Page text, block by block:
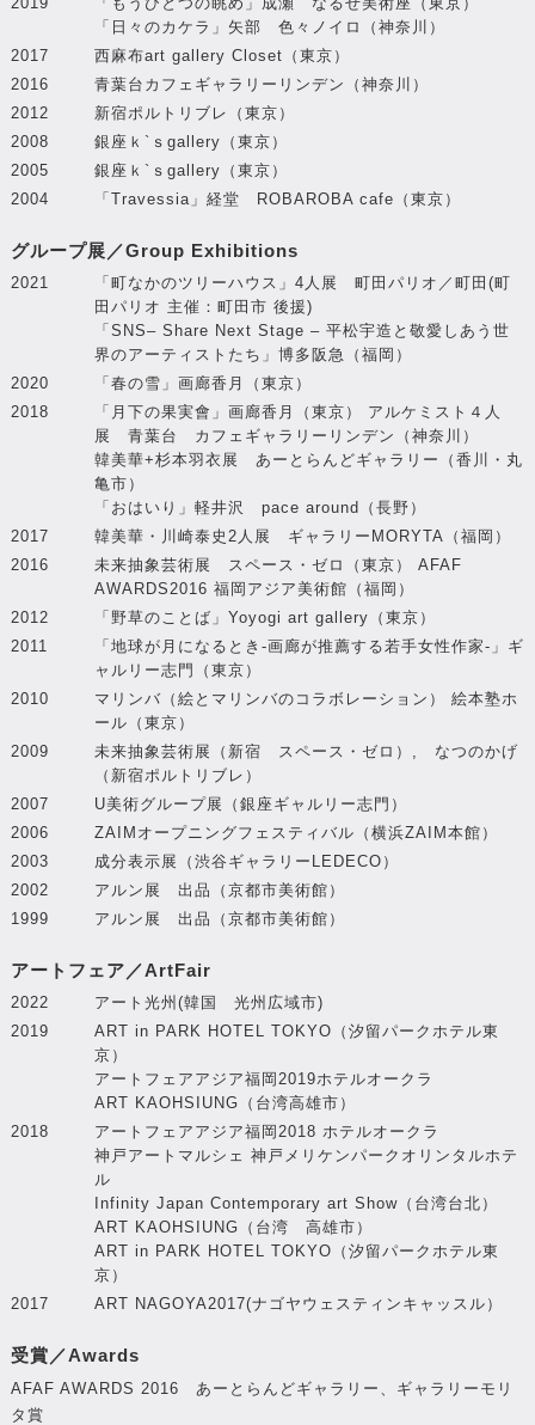
「日々のカケラ」矢部 色々ノイロ（神奈川）
2017
西麻布art gallery Closet（東京）
2016
青葉台カフェギャラリーリンデン（神奈川）
2012
新宿ポルトリブレ（東京）
2008
銀座ｋ`ｓgallery（東京）
2005
銀座ｋ`ｓgallery（東京）
2004
「Travessia」経堂 ROBAROBA cafe（東京）
グループ展／Group Exhibitions
2021
「町なかのツリーハウス」4人展 町田パリオ／町田(町
田パリオ 主催：町田市 後援)
「SNS– Share Next Stage – 平松宇造と敬愛しあう世
界のアーティストたち」博多阪急（福岡）
2020
「春の雪」画廊香月（東京）
2018
「月下の果実會」画廊香月（東京） アルケミスト４人
展 青葉台 カフェギャラリーリンデン（神奈川）
韓美華+杉本羽衣展 あーとらんどギャラリー（香川・丸
亀市）
「おはいり」軽井沢 pace around（長野）
2017
韓美華・川崎泰史2人展 ギャラリーMORYTA（福岡）
2016
未来抽象芸術展 スペース・ゼロ（東京） AFAF
AWARDS2016 福岡アジア美術館（福岡）
2012
「野草のことば」Yoyogi art gallery（東京）
2011
「地球が月になるとき-画廊が推薦する若手女性作家-」ギ
ャルリー志門（東京）
2010
マリンバ（絵とマリンバのコラボレーション） 絵本塾ホ
ール（東京）
2009
未来抽象芸術展（新宿 スペース・ゼロ）, なつのかげ
（新宿ポルトリブレ）
2007
U美術グループ展（銀座ギャルリー志門）
2006
ZAIMオープニングフェスティバル（横浜ZAIM本館）
2003
成分表示展（渋谷ギャラリーLEDECO）
2002
アルン展 出品（京都市美術館）
1999
アルン展 出品（京都市美術館）
アートフェア／ArtFair
2022
アート光州(韓国 光州広域市)
2019
ART in PARK HOTEL TOKYO（汐留パークホテル東
京）
アートフェアアジア福岡2019ホテルオークラ
ART KAOHSIUNG（台湾高雄市）
2018
アートフェアアジア福岡2018 ホテルオークラ
神戸アートマルシェ 神戸メリケンパークオリンタルホテ
ル
Infinity Japan Contemporary art Show（台湾台北）
ART KAOHSIUNG（台湾 高雄市）
ART in PARK HOTEL TOKYO（汐留パークホテル東
京）
2017
ART NAGOYA2017(ナゴヤウェスティンキャッスル）
受賞／Awards
AFAF AWARDS 2016 あーとらんどギャラリー、ギャラリーモリ
タ賞